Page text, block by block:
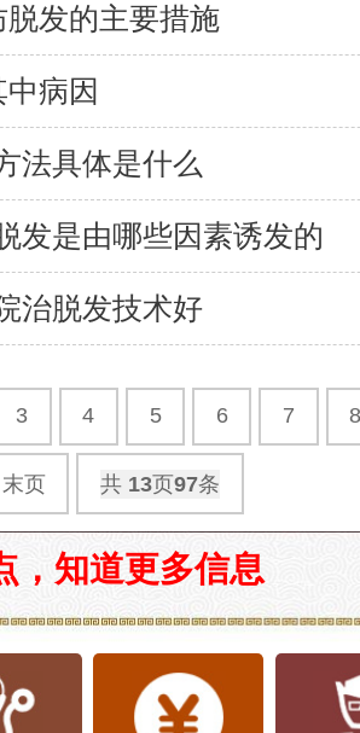
发的主要措施
病因
法具体是什么
发是由哪些因素诱发的
治脱发技术好
3 4 5 6 7
末页 共 13页97条
，知道更多信息